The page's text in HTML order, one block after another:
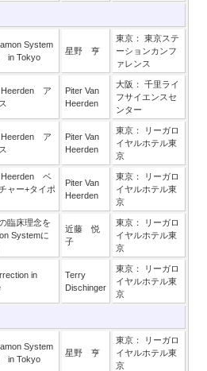
System
in Tokyo
星野 亨
東京： 東京ステ
ーションカンフ
ァレンス
Heerden ア
Piter Van
Heerden
大阪： 千里ライ
フサイエンスセ
ンター
Heerden ア
Piter Van
Heerden
東京： リーガロ
イヤルホテル東
京
Heerden ベ
ャー+タイポ
Piter Van
Heerden
東京： リーガロ
イヤルホテル東
京
臨床理念を
Systemに
近藤 悦
子
東京： リーガロ
イヤルホテル東
京
in
Terry
Dischinger
東京： リーガロ
イヤルホテル東
京
System
in Tokyo
星野 亨
東京： リーガロ
イヤルホテル東
京